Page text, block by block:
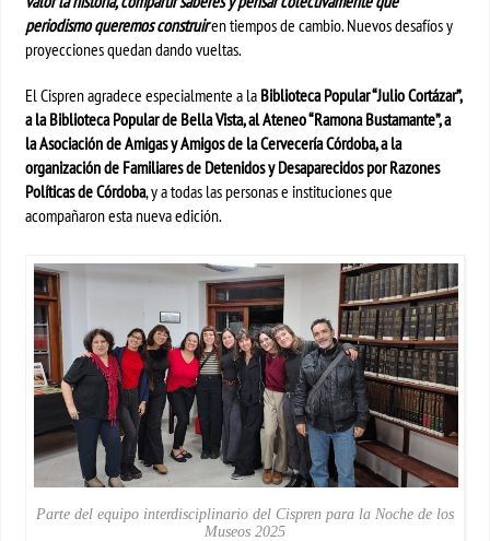
periodismo queremos construiren tiempos de cambio. Nuevos desafíos y
proyecciones quedan dando vueltas.
El Cispren agradece especialmente a la Biblioteca Popular “Julio Cortázar”,
a la Biblioteca Popular de Bella Vista, al Ateneo “Ramona Bustamante”, a
la Asociación de Amigas y Amigos de la Cervecería Córdoba, a la
organización de Familiares de Detenidos y Desaparecidos por Razones
Políticas de Córdoba, y a todas las personas e instituciones que
acompañaron esta nueva edición.
Parte del equipo interdisciplinario del Cispren para la Noche de los
Museos 2025